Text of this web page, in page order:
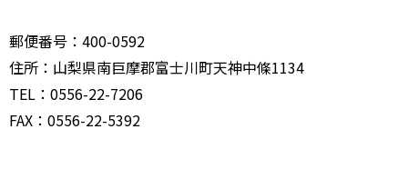
郵便番号：400-0592
住所：山梨県南巨摩郡富士川町天神中條1134
TEL：0556-22-7206
FAX：0556-22-5392